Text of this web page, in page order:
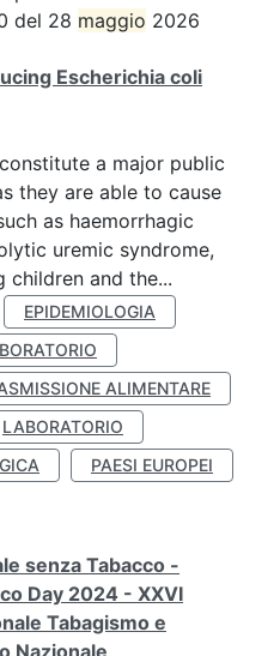
del 28 maggio 2026
Escherichia coli
a major public
they are able to cause
as haemorrhagic
uremic syndrome,
children and the...
EPIDEMIOLOGIA
ALIMENTARE
LABORATORIO
PAESI EUROPEI
senza Tabacco -
Day 2024 - XXVI
Tabagismo e
Nazionale